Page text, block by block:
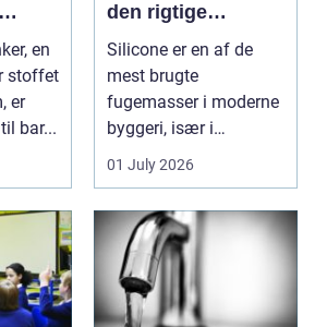
en
stoffet
er
bar...
den rigtige
fugemasse
Silicone er en af de
mest brugte
fugemasser i moderne
byggeri, især i
badeværelser,
køkkener og andr...
01 July 2026